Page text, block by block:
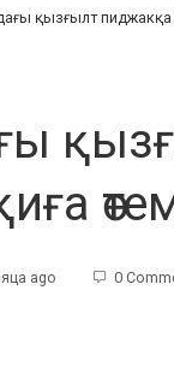
қызғылт
ago 0